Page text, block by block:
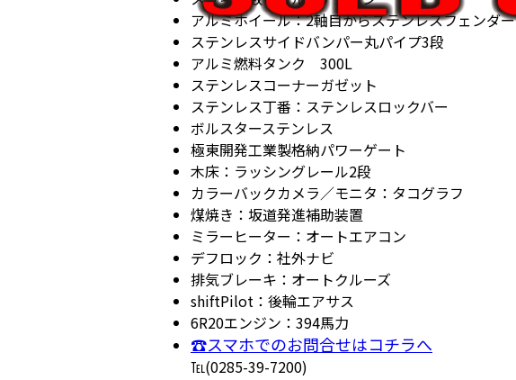
アルミホイール：2軸目からステンレスフェンダー
ステンレスサイドバンパー丸パイプ3段
アルミ燃料タンク 300L
ステンレスコーナーガゼット
ステンレス丁番：ステンレスロックバー
ボルスターステンレス
極東開発工業製格納パワーゲート
木床：ラッシングレール2段
カラーバックカメラ／モニタ：タコグラフ
煤焼き：坂道発進補助装置
ミラーヒーター：オートエアコン
デフロック：社外ナビ
排気ブレーキ：オートクルーズ
shiftPilot：後輪エアサス
6R20エンジン：394馬力
☎スマホでのお問合せはコチラへ
℡(0285-39-7200)